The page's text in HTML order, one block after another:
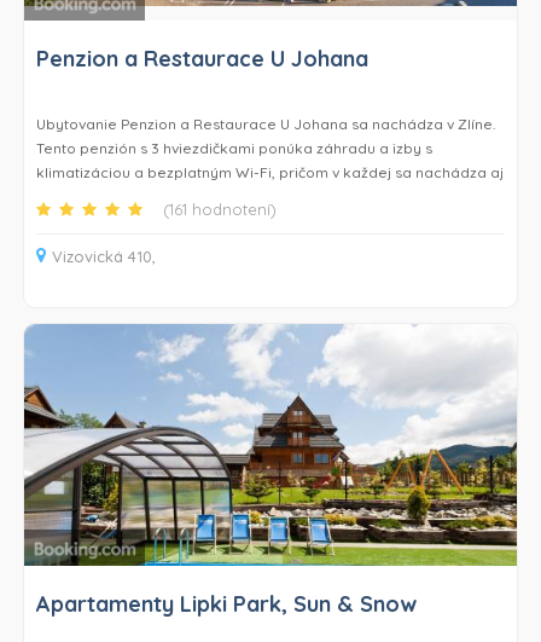
destinácii Ustroň a okolí venovať rôznym aktivitám, napríklad
Penzion a Restaurace U Johana
Ubytovanie Penzion a Restaurace U Johana sa nachádza v Zlíne.
Tento penzión s 3 hviezdičkami ponúka záhradu a izby s
klimatizáciou a bezplatným Wi-Fi, pričom v každej sa nachádza aj
Hostia sa môžu stravovať v reštaurácii alebo si posedieť v bare.
Každá izba má súkromnú kúpeľňu s bidetom, bezplatnými
plochou obrazovkou.
Hostia môžu v ubytovaní Penzion a Restaurace U Johana využívať
detské ihrisko. Hostia ubytovania Penzion a Restaurace U Johana
sa môžu v Zlíne a okolí venovať rôznym aktivitám, napríklad
lyžovaniu.
(161 hodnotení)
Vizovická 410,
Apartamenty Lipki Park, Sun & Snow